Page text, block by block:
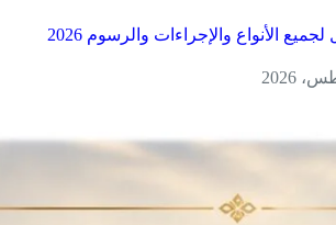
الأنواع والإجراءات والرسوم 2026